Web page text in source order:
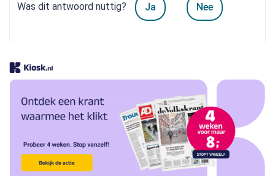
Was dit antwoord nuttig? Ja Nee